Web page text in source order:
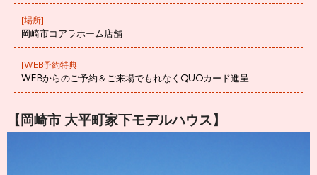
[場所]
岡崎市コアラホーム店舗
[WEB予約特典]
WEBからのご予約＆ご来場でもれなくQUOカード進呈
【岡崎市 大平町家下モデルハウス】